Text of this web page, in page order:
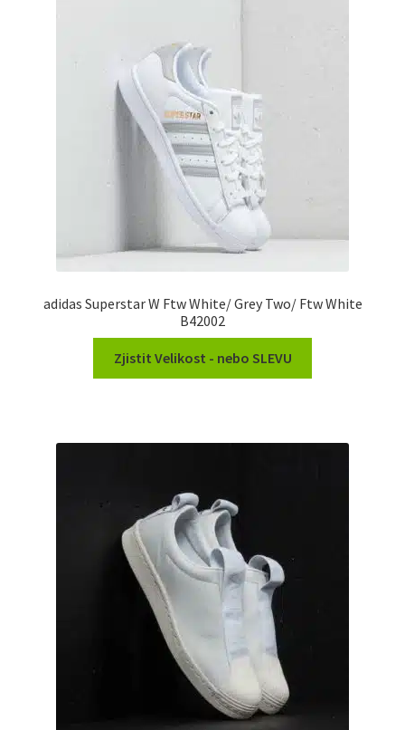
adidas Superstar W Ftw White/ Grey Two/ Ftw White
B42002
Zjistit Velikost - nebo SLEVU